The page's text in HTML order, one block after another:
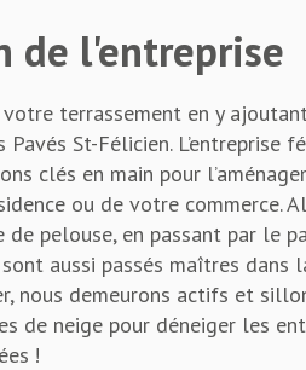
de l'entreprise
terrassement en y
St-Félicien. L’entreprise
clés en main pour
ou de votre commerce.
de pelouse, en passant par le
aussi passés maîtres dans
nous demeurons actifs et
de neige pour déneiger les
!